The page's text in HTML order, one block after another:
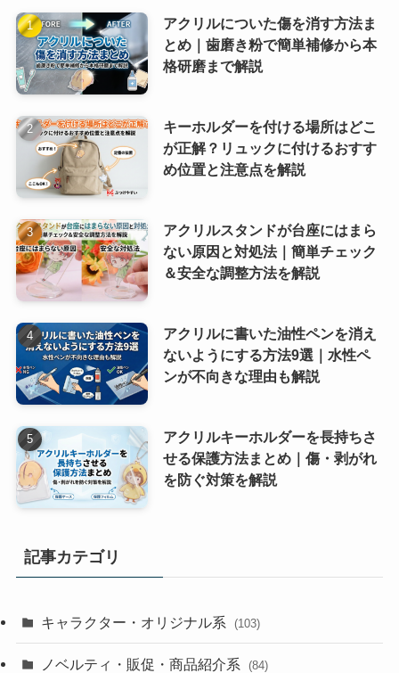
アクリルについた傷を消す方法ま
とめ｜歯磨き粉で簡単補修から本
格研磨まで解説
キーホルダーを付ける場所はどこ
が正解？リュックに付けるおすす
め位置と注意点を解説
アクリルスタンドが台座にはまら
ない原因と対処法｜簡単チェック
＆安全な調整方法を解説
アクリルに書いた油性ペンを消え
ないようにする方法9選｜水性ペ
ンが不向きな理由も解説
アクリルキーホルダーを長持ちさ
せる保護方法まとめ｜傷・剥がれ
を防ぐ対策を解説
記事カテゴリ
キャラクター・オリジナル系 (103)
ノベルティ・販促・商品紹介系 (84)